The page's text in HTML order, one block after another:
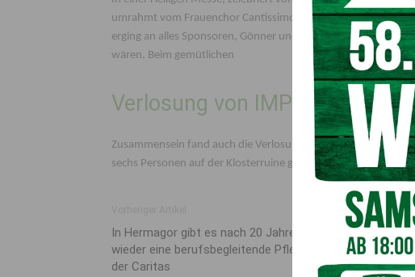
umrahmt vom Frauenchor Cantissimo, wurde für unzählige
erging an alles Sponsoren, Gönner und freiwilligen Helfer,
wären. Beim gemütlichen
Verlosung von IMPETUS-
Zusammensein fand auch die Verlosung der IMPETUS-
sechs Personen auf der Klosterruine ging Udo Podlipnig hervor.
In Hermagor gibt es nach 20 Jahren Pause
wieder eine berufsbegleitende Pflege-Ausbildung
der Caritas